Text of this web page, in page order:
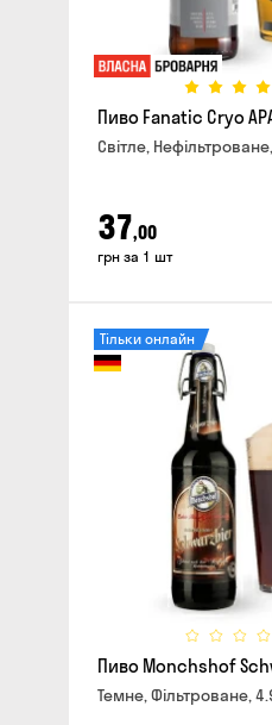
Пиво Fanatic Cryo
Світле,
37,00
грн за 1 шт
Тільки онлайн
Пиво Monchshof
Темне, Фільтроване,